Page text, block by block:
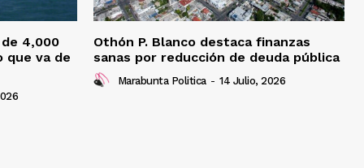
4,000
que va de
Othón P. Blanco destaca finanzas
sanas por reducción de deuda pública
Marabunta Politica - 14 Julio, 2026